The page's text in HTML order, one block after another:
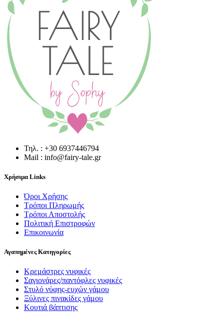
Τηλ. : +30 6937446794
Mail : info@fairy-tale.gr
Χρήσιμα Links
Όροι Χρήσης
Τρόποι Πληρωμής
Τρόποι Αποστολής
Πολιτική Επιστροφών
Επικοινωνία
Αγαπημένες Κατηγορίες
Κρεμάστρες νυφικές
Σαγιονάρες/παντόφλες νυφικές
Στυλό νύφης-ευχών γάμου
Ξύλινες πινακίδες γάμου
Κουτιά βάπτισης